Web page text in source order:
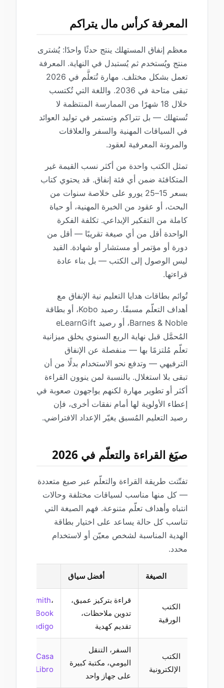
المعرفة كرأس مال يتراكم
معظم إنفاق المستهلك ينتج حدثًا واحدًا: يُشترى
منتج ويُستخدم ثم يُستبدل في النهاية. المعرفة
تعمل بشكل مختلف. مهارة تُتعلَّم في 2026
تبقى متاحة في 2036. واللغة التي تُكتسب
خلال 18 شهرًا من الممارسة المنتظمة لا
تُستهلك — بل تتراكم وتستمر في توليد العوائد
في السياقات المهنية والسفر والعلاقات
والمرونة المعرفية لعقود.
تمثل الكتب واحدة من أكثر نسب القيمة غير
المتكافئة ضمن أي فئة إنفاق. قد يحتوي كتاب
بسعر 15–25 يورو على خلاصة سنوات من
البحث، أو عقود من الخبرة المهنية، أو حياة
كاملة من التفكير الإبداعي. تكلفة الفكرة
الواحدة أقل من أي صيغة تقريبًا — أقل من
دورة أو مؤتمر أو مستشار أو شهادة. القيد
ليس الوصول إلى الكتب — بل بناء عادة
قراءتها.
تُوائم بطاقات هدايا التعليم نية الإنفاق مع
أهداف التعلّم مسبقًا. رصيد Kobo، أو بطاقة
Barnes & Noble، أو رصيد eLearnGift
المُحمَّل قبل نهاية الربع السنوي يخلق ميزانية
تعلّم مُلتزمًا بها — منفصلة عن الإنفاق
الترفيهي — وتدفع نحو الاستخدام بدلًا من أن
تبقى بلا استغلال. بالنسبة لمن ينوون القراءة
أكثر أو تطوير مهارة لكنهم يواجهون صعوبة في
إعطاء الأولوية لها أمام نفقات أخرى، فإن
رصيد التعليم المُسبق يغيّر الإعداد الافتراضي.
صيَغ القراءة والتعلّم في 2026
تفتّتت طريقة القراءة والتعلّم عبر صيغ متعددة
— كل منها مناسب لسياقات مختلفة وحالات
انتباه وأهداف تعلّم متنوعة. فهم الصيغة التي
تناسب كل حالة يساعد على اختيار بطاقة
الهدية المناسبة لشخص معيّن أو لاستخدام
محدد.
الصيغة أفضل سياق
الكتب
الورقية
قراءة بتركيز عميق،
تدوين ملاحظات،
تقديم كهدية
WHSmith
National Book
Tokens،Indigo
الكتب
الإلكترونية
السفر، التنقل
اليومي، مكتبة كبيرة
على جهاز واحد
Google Play،Casa
del Libro